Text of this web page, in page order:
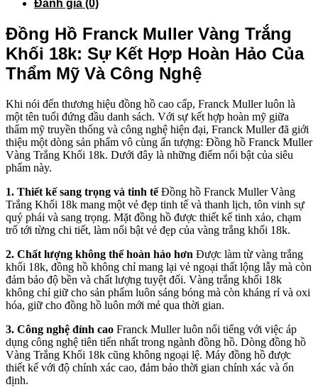
Đánh giá (0)
Đồng Hồ Franck Muller Vàng Trắng
Khối 18k: Sự Kết Hợp Hoàn Hảo Của
Thẩm Mỹ Và Công Nghệ
Khi nói đến thương hiệu đồng hồ cao cấp, Franck Muller luôn là
một tên tuổi đứng đầu danh sách. Với sự kết hợp hoàn mỹ giữa
thẩm mỹ truyền thống và công nghệ hiện đại, Franck Muller đã giới
thiệu một dòng sản phẩm vô cùng ấn tượng: Đồng hồ Franck Muller
Vàng Trắng Khối 18k. Dưới đây là những điểm nổi bật của siêu
phẩm này.
1. Thiết kế sang trọng và tinh tếĐồng hồ Franck Muller Vàng
Trắng Khối 18k mang một vẻ đẹp tinh tế và thanh lịch, tôn vinh sự
quý phái và sang trọng. Mặt đồng hồ được thiết kế tinh xảo, chạm
trổ tới từng chi tiết, làm nổi bật vẻ đẹp của vàng trắng khối 18k.
2. Chất lượng không thể hoàn hảo hơn Được làm từ vàng trắng
khối 18k, đồng hồ không chỉ mang lại vẻ ngoại thất lộng lẫy mà còn
đảm bảo độ bền và chất lượng tuyệt đối. Vàng trắng khối 18k
không chỉ giữ cho sản phẩm luôn sáng bóng mà còn kháng rỉ và oxi
hóa, giữ cho đồng hồ luôn mới mẻ qua thời gian.
3. Công nghệ đỉnh cao Franck Muller luôn nổi tiếng với việc áp
dụng công nghệ tiên tiến nhất trong ngành đồng hồ. Dòng đồng hồ
Vàng Trắng Khối 18k cũng không ngoại lệ. Máy đồng hồ được
thiết kế với độ chính xác cao, đảm bảo thời gian chính xác và ổn
định.